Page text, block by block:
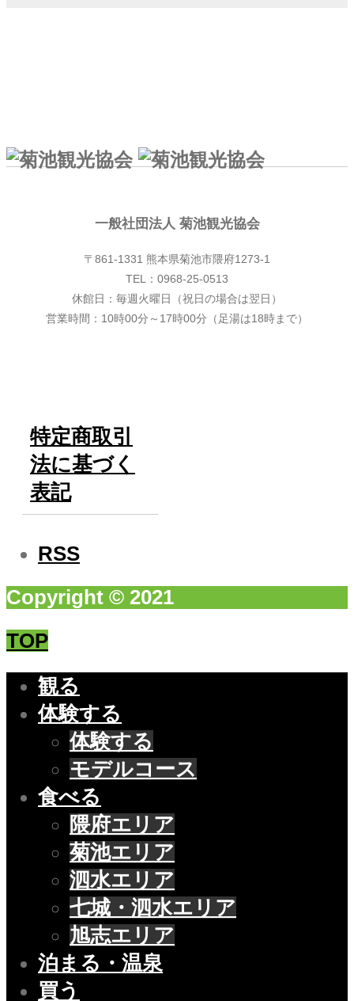
一般社団法人 菊池観光協会一般社団法人 菊池観光協会
〒861-1331 熊本県菊池市隈府1273-1
TEL：0968-25-0513
休館日：毎週火曜日（祝日の場合は翌日）
営業時間：10時00分～17時00分（足湯は18時まで）
特定商取引
法に基づく
表記
RSS
Copyright © 2021
TOP
観る
体験する
体験する
モデルコース
食べる
隈府エリア
菊池エリア
泗水エリア
七城・泗水エリア
旭志エリア
泊まる・温泉
買う